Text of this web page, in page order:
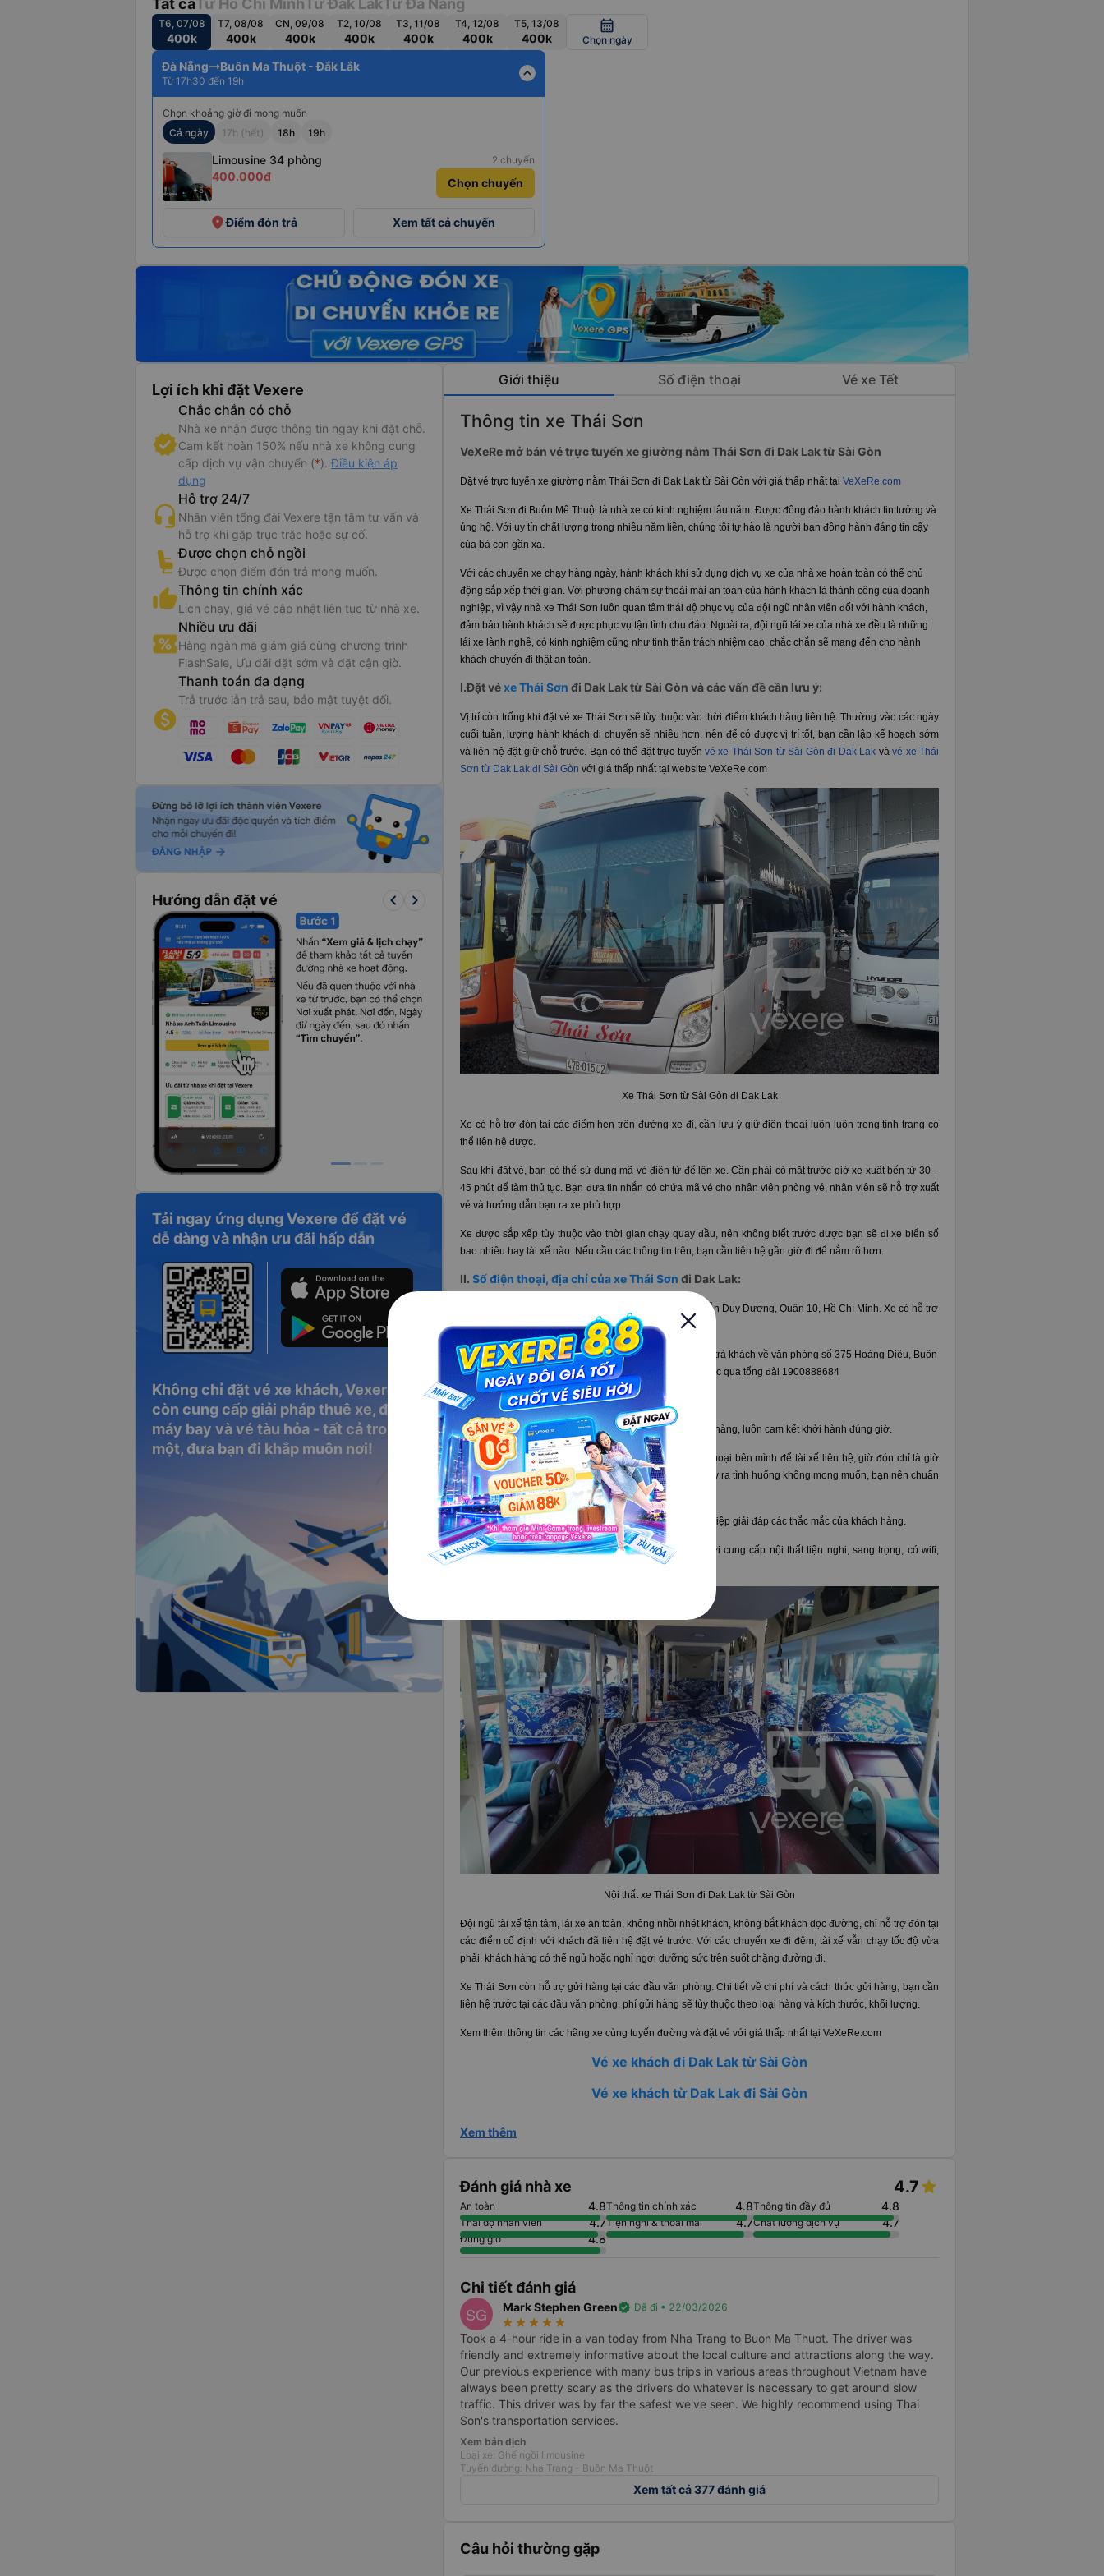
Tất cảTừ Hồ Chí MinhTừ Đắk LắkTừ Đà Nẵng
T6, 07/08
400k
T7, 08/08
400k
CN, 09/08
400k
T2, 10/08
400k
T3, 11/08
400k
T4, 12/08
400k
T5, 13/08
400k
calendar_month
Chọn ngày
Đà Nẵng Buôn Ma Thuột - Đắk Lắk
Từ 17h30 đến 19h expand_less
Chọn khoảng giờ đi mong muốn
Cả ngày
17h (hết) 18h 19h
+5
Limousine 34 phòng 2 chuyến
400.000đ Chọn chuyến
placeĐiểm đón trả Xem tất cả chuyến
Lợi ích khi đặt Vexere
Chắc chắn có chỗ
Nhà xe nhận được thông tin ngay khi đặt chỗ.
Cam kết hoàn 150% nếu nhà xe không cung
cấp dịch vụ vận chuyển (*). Điều kiện áp
dụng
Hỗ trợ 24/7
Nhân viên tổng đài Vexere tận tâm tư vấn và
hỗ trợ khi gặp trục trặc hoặc sự cố.
Được chọn chỗ ngồi
Được chọn điểm đón trả mong muốn.
Thông tin chính xác
Lịch chạy, giá vé cập nhật liên tục từ nhà xe.
Nhiều ưu đãi
Hàng ngàn mã giảm giá cùng chương trình
FlashSale, Ưu đãi đặt sớm và đặt cận giờ.
Thanh toán đa dạng
Trả trước lẫn trả sau, bảo mật tuyệt đối.
Hướng dẫn đặt vé keyboard_arrow_left keyboard_arrow_right
Tải ngay ứng dụng Vexere để đặt vé
dễ dàng và nhận ưu đãi hấp dẫn
Không chỉ đặt vé xe khách, Vexere
còn cung cấp giải pháp thuê xe, đặt vé
máy bay và vé tàu hỏa - tất cả trong
một, đưa bạn đi khắp muôn nơi!
Giới thiệu Số điện thoại Vé xe Tết
Thông tin xe Thái Sơn
VeXeRe mở bán vé trực tuyến xe giường nằm Thái Sơn đi Dak Lak từ Sài Gòn
Đặt vé trực tuyến xe giường nằm Thái Sơn đi Dak Lak từ Sài Gòn với giá thấp nhất tại VeXeRe.com
Xe Thái Sơn đi Buôn Mê Thuột là nhà xe có kinh nghiệm lâu năm. Được đông đảo hành khách tin tưởng và
ủng hộ. Với uy tín chất lượng trong nhiều năm liền, chúng tôi tự hào là người bạn đồng hành đáng tin cậy
của bà con gần xa.
Với các chuyến xe chạy hàng ngày, hành khách khi sử dụng dịch vụ xe của nhà xe hoàn toàn có thể chủ
động sắp xếp thời gian. Với phương châm sự thoải mái an toàn của hành khách là thành công của doanh
nghiệp, vì vậy nhà xe Thái Sơn luôn quan tâm thái độ phục vụ của đội ngũ nhân viên đối với hành khách,
đảm bảo hành khách sẽ được phục vụ tận tình chu đáo. Ngoài ra, đội ngũ lái xe của nhà xe đều là những
lái xe lành nghề, có kinh nghiệm cũng như tinh thần trách nhiệm cao, chắc chắn sẽ mang đến cho hành
khách chuyến đi thật an toàn.
I.Đặt véxe Thái Sơn đi Dak Lak từ Sài Gòn và các vấn đề cần lưu ý:
Vị trí còn trống khi đặt vé xe Thái Sơn sẽ tùy thuộc vào thời điểm khách hàng liên hệ. Thường vào các ngày
cuối tuần, lượng hành khách di chuyển sẽ nhiều hơn, nên để có được vị trí tốt, bạn cần lập kế hoạch sớm
và liên hệ đặt giữ chỗ trước. Bạn có thể đặt trực tuyến vé xe Thái Sơn từ Sài Gòn đi Dak Lak và vé xe Thái
Sơn từ Dak Lak đi Sài Gòn với giá thấp nhất tại website VeXeRe.com
Xe Thái Sơn từ Sài Gòn đi Dak Lak
Xe có hỗ trợ đón tại các điểm hẹn trên đường xe đi, cần lưu ý giữ điện thoại luôn luôn trong tình trạng có
thể liên hệ được.
Sau khi đặt vé, bạn có thể sử dụng mã vé điện tử để lên xe. Cần phải có mặt trước giờ xe xuất bến từ 30 –
45 phút để làm thủ tục. Bạn đưa tin nhắn có chứa mã vé cho nhân viên phòng vé, nhân viên sẽ hỗ trợ xuất
vé và hướng dẫn bạn ra xe phù hợp.
Xe được sắp xếp tùy thuộc vào thời gian chạy quay đầu, nên không biết trước được bạn sẽ đi xe biển số
bao nhiêu hay tài xế nào. Nếu cần các thông tin trên, bạn cần liên hệ gần giờ đi để nắm rõ hơn.
II. Số điện thoại, địa chỉ của xe Thái Sơn đi Dak Lak:
Văn phòng chính của xe Thái Sơn ở Sài Gòn: 196 Nguyễn Duy Dương, Quận 10, Hồ Chí Minh. Xe có hỗ trợ
trung chuyển khách tại các quận trung tâm.
Tại Buôn Mê Thuột xe hỗ trợ đón trả khách tận nơi. Hoặc trả khách về văn phòng số 375 Hoàng Diệu, Buôn
Ma Thuột, Đắk Lắk. Khách hàng có thể liên hệ đặt vé trước qua tổng đài 1900888684
III. Tại sao nên chọn xe Thái Sơn đi Dak Lak?
Đánh giá xe Thái Sơn khá tốtdựa trên trài nghiệm khách hàng, luôn cam kết khởi hành đúng giờ.
Với các điểm đón cố định hẹn trước, bạn nên giữ điện thoại bên mình để tài xế liên hệ, giờ đón chỉ là giờ
dự kiến, chắc chắn sẽ có sự chênh lệch. Nên để tránh xảy ra tình huống không mong muốn, bạn nên chuẩn
bị sớm hơn giờ hẹn.
Nhân viên phục vụ nhiệt tình, chu đáo, tư vấn chuyên nghiệp giải đáp các thắc mắc của khách hàng.
Bên cạnh đó, về cơ sở vật chất, xe giường nằm đời mới cung cấp nội thất tiện nghi, sang trọng, có wifi,
khăn lạnh, nước uống, máy lạnh, đèn Led,v.v...
Nội thất xe Thái Sơn đi Dak Lak từ Sài Gòn
Đội ngũ tài xế tận tâm, lái xe an toàn, không nhồi nhét khách, không bắt khách dọc đường, chỉ hỗ trợ đón tại
các điểm cố định với khách đã liên hệ đặt vé trước. Với các chuyến xe đi đêm, tài xế vẫn chạy tốc độ vừa
phải, khách hàng có thể ngủ hoặc nghỉ ngơi dưỡng sức trên suốt chặng đường đi.
Xe Thái Sơn còn hỗ trợ gửi hàng tại các đầu văn phòng. Chi tiết về chi phí và cách thức gửi hàng, bạn cần
liên hệ trước tại các đầu văn phòng, phí gửi hàng sẽ tùy thuộc theo loại hàng và kích thước, khối lượng.
Xem thêm thông tin các hãng xe cùng tuyến đường và đặt vé với giá thấp nhất tại VeXeRe.com
Vé xe khách đi Dak Lak từ Sài Gòn
Vé xe khách từ Dak Lak đi Sài Gòn
Xem thêm
Đánh giá nhà xe 4.7
An toàn 4.8Thông tin chính xác 4.8Thông tin đầy đủ 4.8
Thái độ nhân viên 4.7Tiện nghi & thoải mái 4.7Chất lượng dịch vụ 4.7
Đúng giờ 4.8
Chi tiết đánh giá
SG Mark Stephen Greenverified Đã đi • 22/03/2026
star_rate star_rate star_rate star_rate star_rate
Took a 4-hour ride in a van today from Nha Trang to Buon Ma Thuot. The driver was
friendly and extremely informative about the local culture and attractions along the way.
Our previous experience with many bus trips in various areas throughout Vietnam have
always been pretty scary as the drivers do whatever is necessary to get around slow
traffic. This driver was by far the safest we've seen. We highly recommend using Thai
Son's transportation services.
Xem bản dịch
Loại xe: Ghế ngồi limousine
Tuyến đường: Nha Trang - Buôn Ma Thuột
Xem tất cả 377 đánh giá
Câu hỏi thường gặp